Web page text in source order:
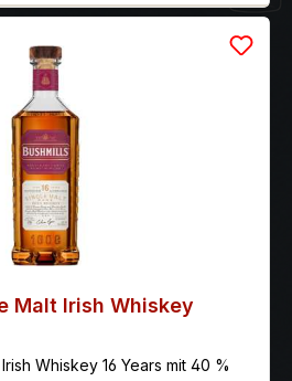
Malt Irish Whiskey
Whiskey 16 Years mit 40 %